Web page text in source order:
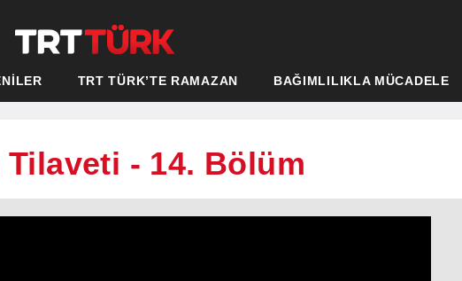
TRT TÜRK’TE RAMAZAN BAĞIMLILIKLA MÜCADELE
- 14. Bölüm